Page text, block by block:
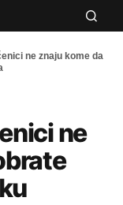
ne znaju kome da
ne